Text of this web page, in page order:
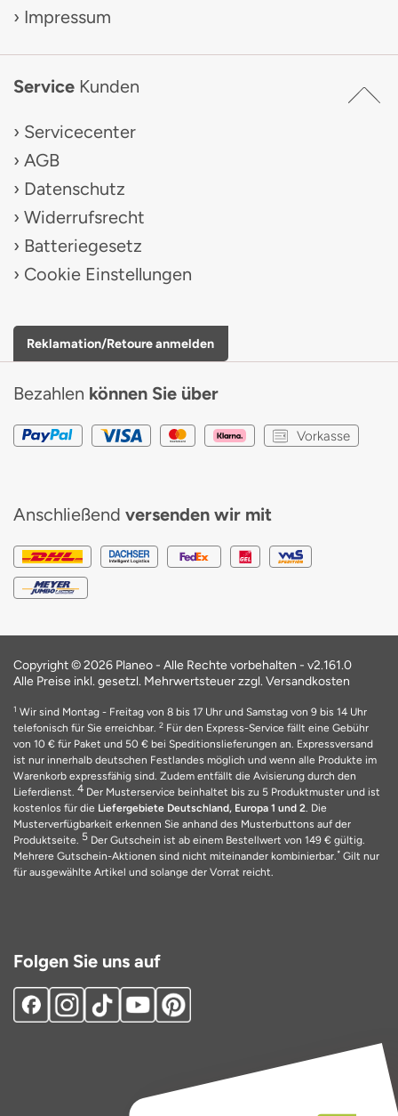
Impressum
Service Kunden
Servicecenter
AGB
Datenschutz
Widerrufsrecht
Batteriegesetz
Cookie Einstellungen
Reklamation/Retoure anmelden
Bezahlen können Sie über
Vorkasse
Anschließend versenden wir mit
Copyright © 2026 Planeo - Alle Rechte vorbehalten - v2.161.0
Alle Preise inkl. gesetzl. Mehrwertsteuer zzgl. Versandkosten
1 Wir sind Montag - Freitag von 8 bis 17 Uhr und Samstag von 9 bis 14 Uhr
telefonisch für Sie erreichbar. 2 Für den Express-Service fällt eine Gebühr
von 10 € für Paket und 50 € bei Speditionslieferungen an. Expressversand
ist nur innerhalb deutschen Festlandes möglich und wenn alle Produkte im
Warenkorb expressfähig sind. Zudem entfällt die Avisierung durch den
Lieferdienst. 4 Der Musterservice beinhaltet bis zu 5 Produktmuster und ist
kostenlos für die Liefergebiete Deutschland, Europa 1 und 2. Die
Musterverfügbarkeit erkennen Sie anhand des Musterbuttons auf der
Produktseite. 5 Der Gutschein ist ab einem Bestellwert von 149 € gültig.
Mehrere Gutschein-Aktionen sind nicht miteinander kombinierbar.* Gilt nur
für ausgewählte Artikel und solange der Vorrat reicht.
Folgen Sie uns auf